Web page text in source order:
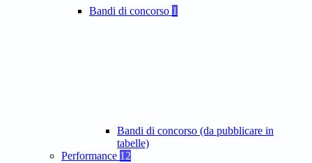
Bandi di concorso 1
Bandi di concorso (da pubblicare in
tabelle)
Performance 12